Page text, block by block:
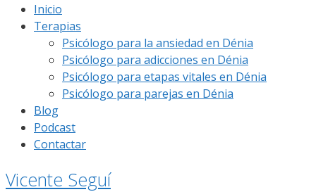
Inicio
Terapias
Psicólogo para la ansiedad en Dénia
Psicólogo para adicciones en Dénia
Psicólogo para etapas vitales en Dénia
Psicólogo para parejas en Dénia
Blog
Podcast
Contactar
Vicente Seguí